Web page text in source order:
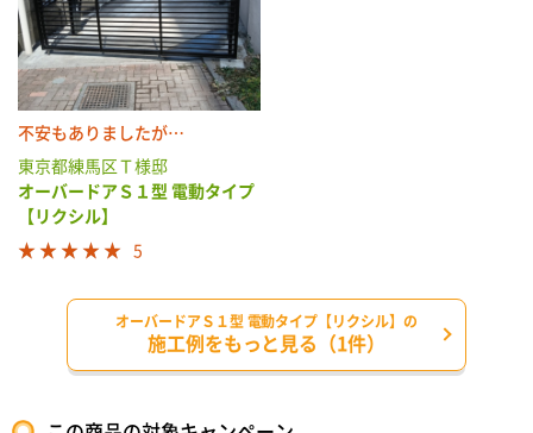
不安もありましたが…
東京都練馬区Ｔ様邸
オーバードアＳ１型 電動タイプ
【リクシル】
5
オーバードアＳ１型 電動タイプ【リクシル】の
施工例をもっと見る（1件）